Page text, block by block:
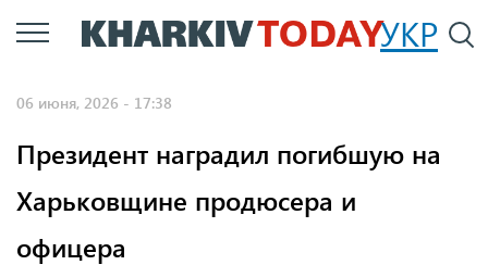
Перейти
к
УКР
06 июня, 2026 - 17:38
Президент наградил погибшую на
Харьковщине продюсера и
офицера